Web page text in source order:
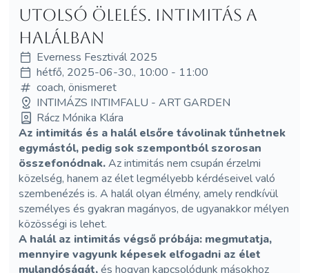
Utolsó Ölelés. Intimitás a
Halálban
Everness Fesztivál 2025
hétfő, 2025-06-30., 10:00 - 11:00
coach, önismeret
INTIMÁZS INTIMFALU - ART GARDEN
Rácz Mónika Klára
Az intimitás és a halál elsőre távolinak tűnhetnek
egymástól, pedig sok szempontból szorosan
összefonódnak.Az intimitás nem csupán érzelmi
közelség, hanem az élet legmélyebb kérdéseivel való
szembenézés is. A halál olyan élmény, amely rendkívül
személyes és gyakran magányos, de ugyanakkor mélyen
közösségi is lehet.
A halál az intimitás végső próbája: megmutatja,
mennyire vagyunk képesek elfogadni az élet
mulandóságát,és hogyan kapcsolódunk másokhoz